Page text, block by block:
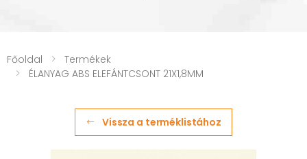
Főoldal
Termékek
ÉLANYAG ABS ELEFÁNTCSONT 21X1,8MM
Vissza a terméklistához